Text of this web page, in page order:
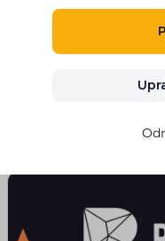
Pozvánka
Conviu
3